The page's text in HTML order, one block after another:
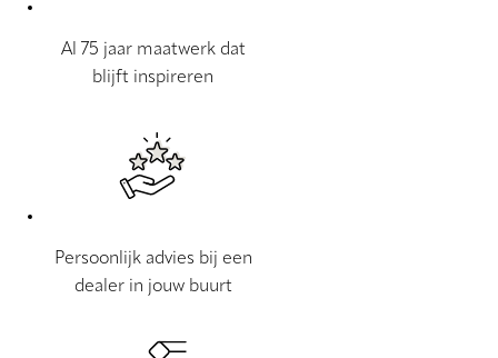
Al 75 jaar maatwerk dat
blijft inspireren
Persoonlijk advies bij een
dealer in jouw buurt